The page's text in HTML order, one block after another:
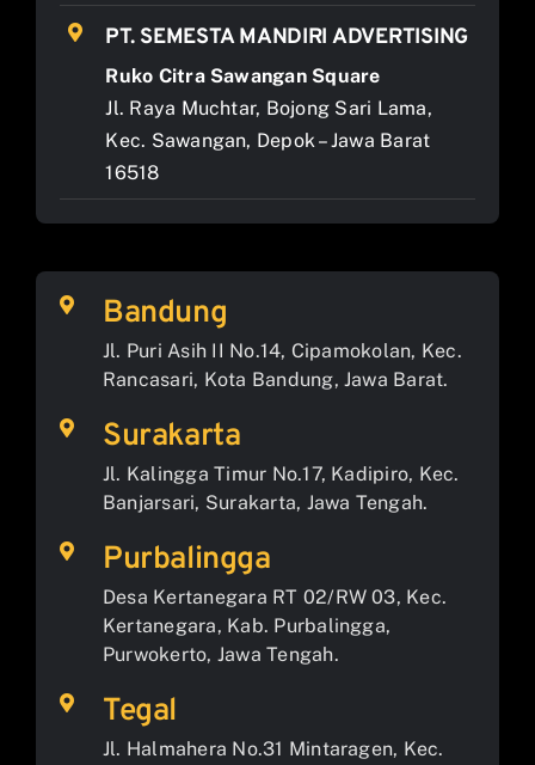
PT. SEMESTA MANDIRI ADVERTISING
Ruko Citra Sawangan Square
Jl. Raya Muchtar, Bojong Sari Lama,
Kec. Sawangan, Depok – Jawa Barat
16518
Bandung
Jl. Puri Asih II No.14, Cipamokolan, Kec.
Rancasari, Kota Bandung, Jawa Barat.
Surakarta
Jl. Kalingga Timur No.17, Kadipiro, Kec.
Banjarsari, Surakarta, Jawa Tengah.
Purbalingga
Desa Kertanegara RT 02/RW 03, Kec.
Kertanegara, Kab. Purbalingga,
Purwokerto, Jawa Tengah.
Tegal
Jl. Halmahera No.31 Mintaragen, Kec.